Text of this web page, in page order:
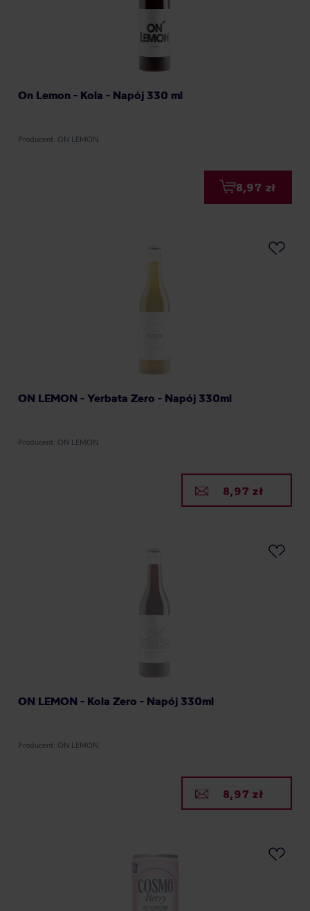
On Lemon - Kola - Napój 330 ml
Producent: ON LEMON
8,97 zł
ON LEMON - Yerbata Zero - Napój 330ml
Producent: ON LEMON
8,97 zł
ON LEMON - Kola Zero - Napój 330ml
Producent: ON LEMON
8,97 zł